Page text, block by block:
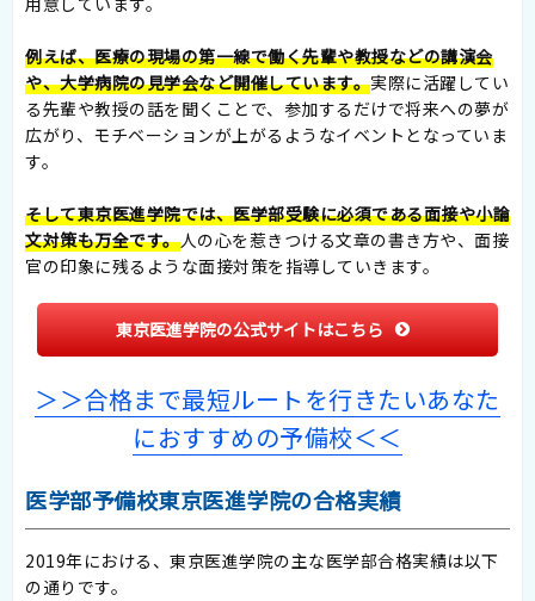
例えば、医療の現場の第一線で働く先輩や教授などの講演会
や、大学病院の見学会など開催しています。実際に活躍してい
る先輩や教授の話を聞くことで、参加するだけで将来への夢が
広がり、モチベーションが上がるようなイベントとなっていま
す。
そして東京医進学院では、医学部受験に必須である面接や小論
文対策も万全です。人の心を惹きつける文章の書き方や、面接
官の印象に残るような面接対策を指導していきます。
東京医進学院の公式サイトはこちら
＞＞合格まで最短ルートを行きたいあなた
におすすめの予備校＜＜
医学部予備校東京医進学院の合格実績
2019年における、東京医進学院の主な医学部合格実績は以下
の通りです。